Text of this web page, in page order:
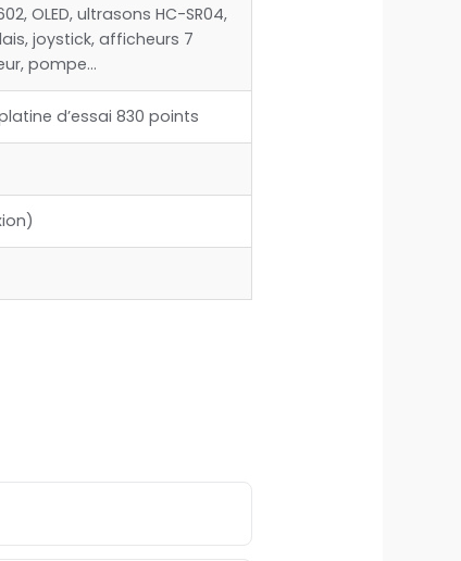
OLED, ultrasons HC-SR04,
joystick, afficheurs 7
pompe…
d’essai 830 points